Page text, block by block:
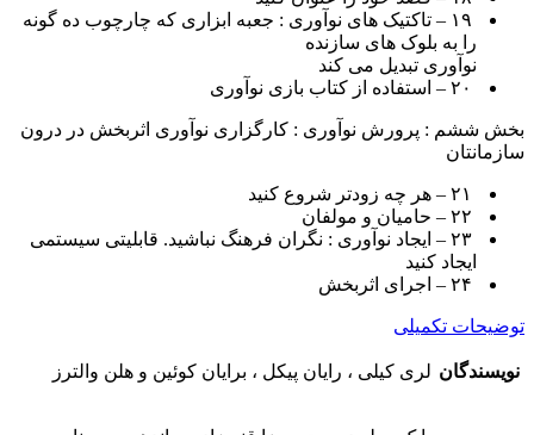
۱۹ – تاکتیک های نوآوری : جعبه ابزاری که چارچوب ده گونه
را به بلوک های سازنده
نوآوری تبدیل می ک‏ند
بخش ششم : پرورش نوآوری : کارگزاری نوآوری اثربخش در درون
سازمانتان
۲۳ – ایجاد نوآوری : نگران فرهنگ نباشید. قابلیتی سیستمی
ایجاد کنید
توضیحات تکمیلی
نویسندگان لری کیلی ، رایان پیکل ، برایان کوئین و هلن والترز